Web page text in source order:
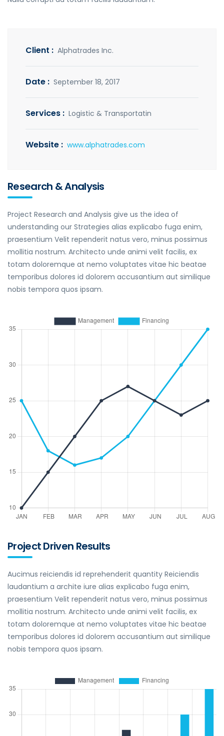
Client : Alphatrades Inc.
Date : September 18, 2017
Services : Logistic & Transportatin
Website : www.alphatrades.com
Research & Analysis
Project Research and Analysis give us the idea of
understanding our Strategies alias explicabo fuga enim,
praesentium Velit rependerit natus vero, minus possimus
mollitia nostrum. Architecto unde animi velit facilis, ex
totam doloremque at nemo voluptates vitae hic beatae
temporibus dolores id dolorem accusantium aut similique
nobis tempora quos ipsam.
Project Driven Results
Aucimus reiciendis id reprehenderit quantity Reiciendis
laudantium a archite iure alias explicabo fuga enim,
praesentium Velit rependerit natus vero, minus possimus
mollitia nostrum. Architecto unde animi velit facilis, ex
totam doloremque at nemo voluptates vitae hic beatae
temporibus dolores id dolorem accusantium aut similique
nobis tempora quos ipsam.